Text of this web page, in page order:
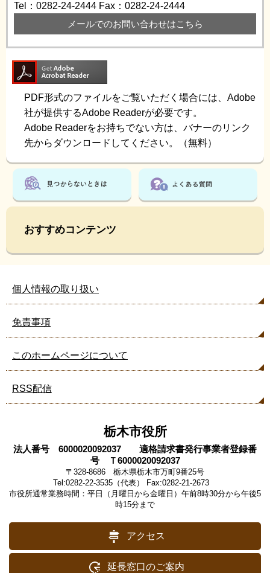
Tel：0282-24-2444 Fax：0282-24-2444
メールでのお問い合わせはこちら
PDF形式のファイルをご覧いただく場合には、Adobe
社が提供するAdobe Readerが必要です。
Adobe Readerをお持ちでない方は、バナーのリンク
先からダウンロードしてください。（無料）
おすすめコンテンツ
個人情報の取り扱い
免責事項
このホームページについて
RSS配信
栃木市役所
法人番号 6000020092037 適格請求書発行事業者登録番
号 Ｔ6000020092037
〒328-8686 栃木県栃木市万町9番25号
Tel:0282-22-3535（代表） Fax:0282-21-2673
市役所通常業務時間：平日（月曜日から金曜日）午前8時30分から午後5
時15分まで
アクセス
延長窓口のご案内